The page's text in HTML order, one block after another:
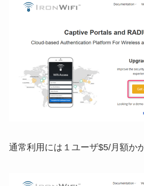
通常利用には１ユーザ$5/月額か